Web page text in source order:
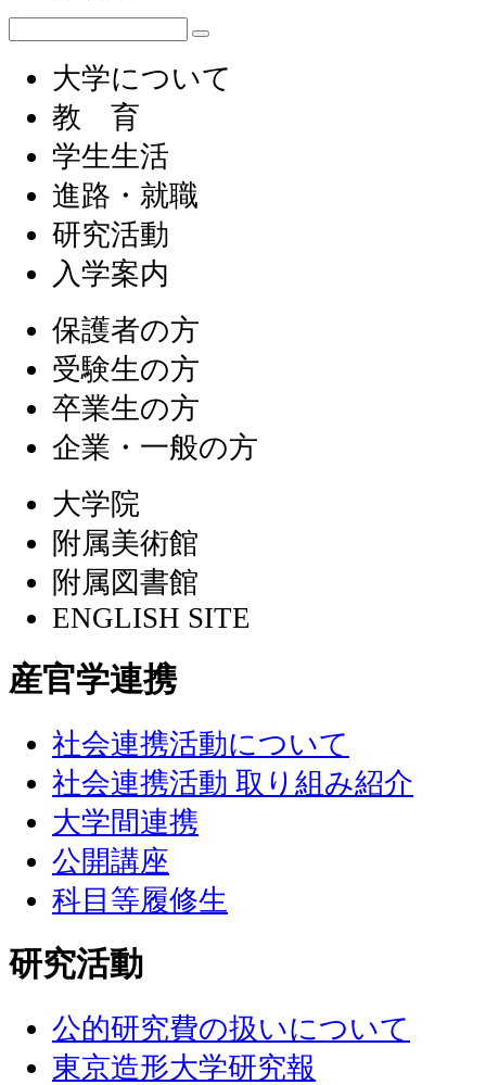
大学について
教 育
学生生活
進路・就職
研究活動
入学案内
保護者の方
受験生の方
卒業生の方
企業・一般の方
大学院
附属美術館
附属図書館
ENGLISH SITE
産官学連携
社会連携活動について
社会連携活動 取り組み紹介
大学間連携
公開講座
科目等履修生
研究活動
公的研究費の扱いについて
東京造形大学研究報